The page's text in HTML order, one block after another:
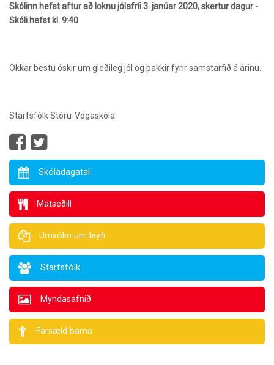
Skólinn hefst aftur að loknu jólafríi 3. janúar 2020, skertur dagur -
Skóli hefst kl. 9:40
Okkar bestu óskir um gleðileg jól og þakkir fyrir samstarfið á árinu.
Starfsfólk Stóru-Vogaskóla
Skóladagatal
Matseðill
Umsókn um leyfi
Starfsfólk
Myndasafnið
Farsæld barna